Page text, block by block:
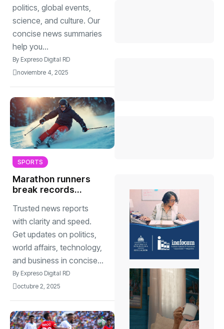
politics, global events,
science, and culture. Our
concise news summaries
help you...
By Expreso Digital RD
noviembre 4, 2025
SPORTS
Marathon runners
break records
endurance,
strength
sportsmanship
Trusted news reports
with clarity and speed.
Get updates on politics,
world affairs, technology,
and business in concise...
By Expreso Digital RD
octubre 2, 2025